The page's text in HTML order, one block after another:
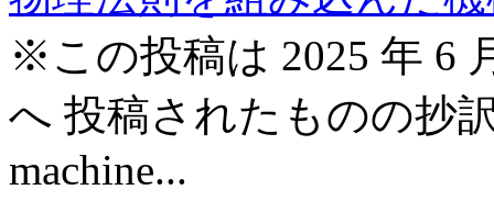
※この投稿は 2025 年 6
へ 投稿されたものの抄
machine...